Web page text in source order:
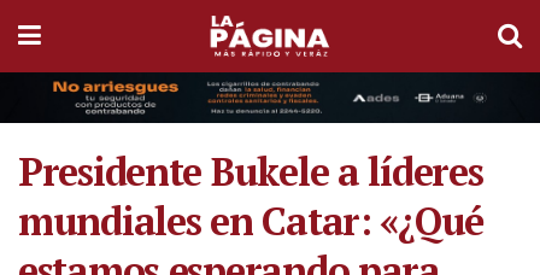
Presidente Bukele a líderes
mundiales en Catar: «¿Qué